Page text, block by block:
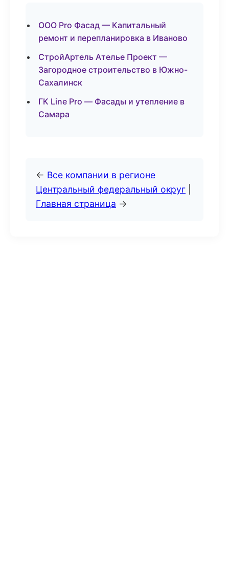
ООО Pro Фасад — Капитальный
ремонт и перепланировка в Иваново
СтройАртель Ателье Проект —
Загородное строительство в Южно-
Сахалинск
ГК Line Pro — Фасады и утепление в
Самара
← Все компании в регионе
Центральный федеральный округ
Главная страница →